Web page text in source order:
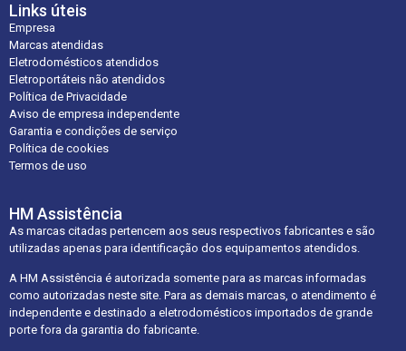
Links úteis
Empresa
Marcas atendidas
Eletrodomésticos atendidos
Eletroportáteis não atendidos
Política de Privacidade
Aviso de empresa independente
Garantia e condições de serviço
Política de cookies
Termos de uso
HM Assistência
As marcas citadas pertencem aos seus respectivos fabricantes e são
utilizadas apenas para identificação dos equipamentos atendidos.
A HM Assistência é autorizada somente para as marcas informadas
como autorizadas neste site. Para as demais marcas, o atendimento é
independente e destinado a eletrodomésticos importados de grande
porte fora da garantia do fabricante.